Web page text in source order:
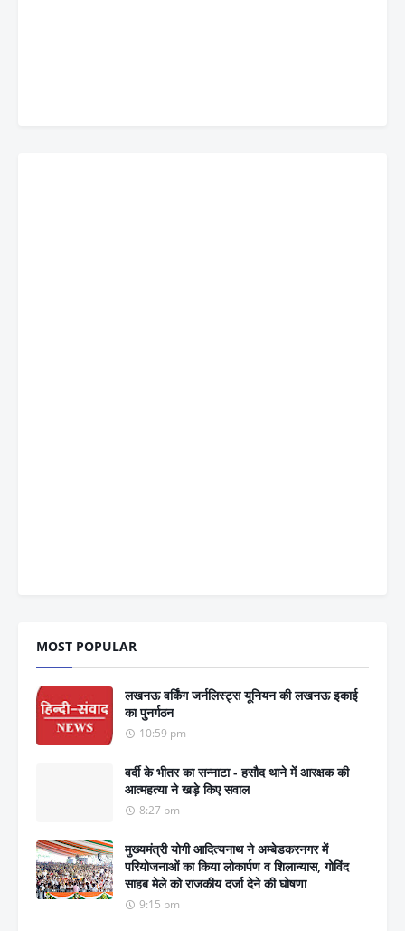
MOST POPULAR
लखनऊ वर्किंग जर्नलिस्ट्स यूनियन की लखनऊ इकाई
का पुनर्गठन
10:59 pm
वर्दी के भीतर का सन्नाटा - हसौद थाने में आरक्षक की
आत्महत्या ने खड़े किए सवाल
8:27 pm
मुख्यमंत्री योगी आदित्यनाथ ने अम्बेडकरनगर में
परियोजनाओं का किया लोकार्पण व शिलान्यास, गोविंद
साहब मेले को राजकीय दर्जा देने की घोषणा
9:15 pm